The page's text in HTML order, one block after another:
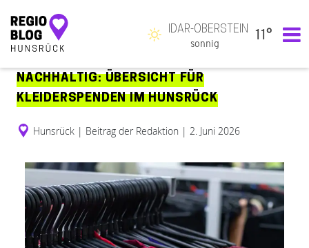
Hauptnavigation
IDAR-OBERSTEIN
sonnig
11°
NACHHALTIG: ÜBERSICHT FÜR
KLEIDERSPENDEN IM HUNSRÜCK
Hunsrück | Beitrag der Redaktion | 2. Juni 2026